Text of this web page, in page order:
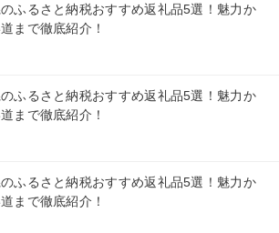
ふるさと納税おすすめ返礼品5選！魅力か
まで徹底紹介！
ふるさと納税おすすめ返礼品5選！魅力か
まで徹底紹介！
ふるさと納税おすすめ返礼品5選！魅力か
まで徹底紹介！